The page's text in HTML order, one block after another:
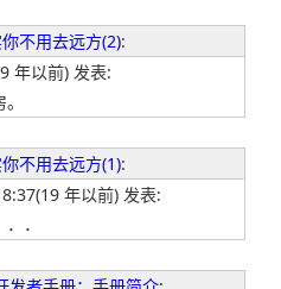
不用去远方(2):
年以前) 发表:
不用去远方(1):
年以前) 发表:
．